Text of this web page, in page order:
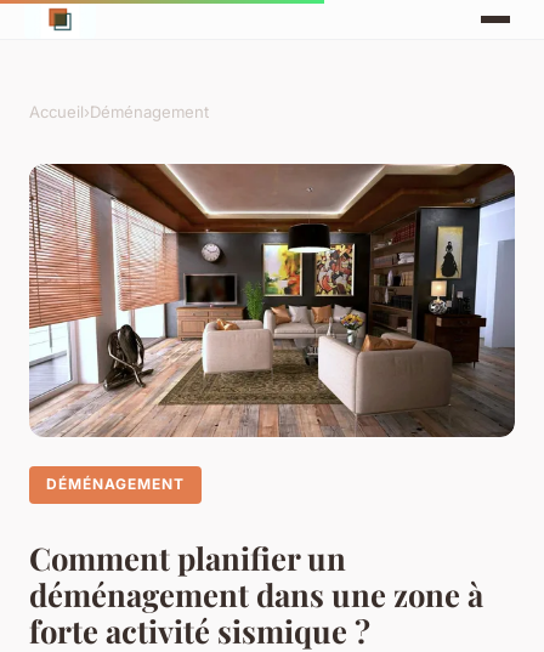
Accueil›Déménagement
DÉMÉNAGEMENT
Comment planifier un
déménagement dans une zone à
forte activité sismique ?